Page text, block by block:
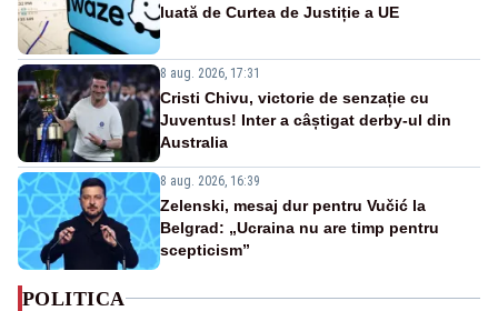
luată de Curtea de Justiție a UE
8 aug. 2026, 17:31
Cristi Chivu, victorie de senzație cu
Juventus! Inter a câștigat derby-ul din
Australia
8 aug. 2026, 16:39
Zelenski, mesaj dur pentru Vučić la
Belgrad: „Ucraina nu are timp pentru
scepticism”
POLITICA